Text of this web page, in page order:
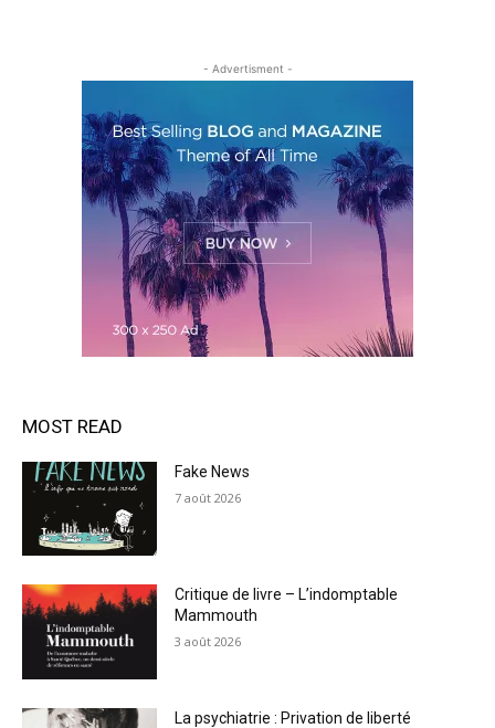
- Advertisment -
MOST READ
Fake News
7 août 2026
Critique de livre – L’indomptable
Mammouth
3 août 2026
La psychiatrie : Privation de liberté